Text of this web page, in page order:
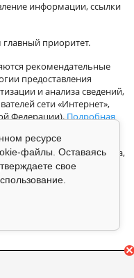
информации, ссылки
приоритет.
рекомендательные
предоставления
и анализа сведений,
сети «Интернет»,
Федерации). Подробная
ул.Кузбасская 33а,
ресурсе
файлы. Оставаясь
свое